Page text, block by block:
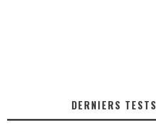
DERNIERS TESTS